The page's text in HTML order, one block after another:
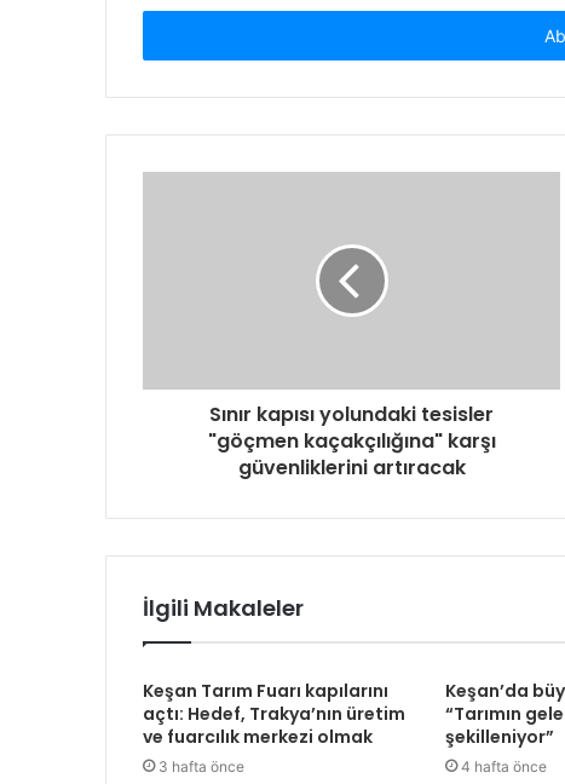
adresinizi
Sınır kapısı yolundaki tesisler
"göçmen kaçakçılığına" karşı
güvenliklerini artıracak
İlgili Makaleler
Keşan Tarım Fuarı kapılarını
açtı: Hedef, Trakya’nın üretim
ve fuarcılık merkezi olmak
3 hafta önce
Keşan’da
“Tarımın
şekilleniyor”
4 hafta önce